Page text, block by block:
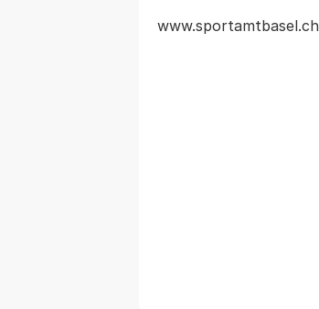
www.sportamtbasel.ch